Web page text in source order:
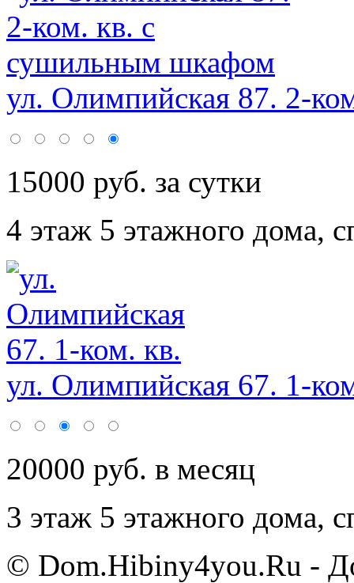
ул. Олимпийская 87. 2-
15000 руб. за сутки
4 этаж 5 этажного дома,
ул. Олимпийская 67. 1-
20000 руб. в месяц
3 этаж 5 этажного дома,
© Dom.Hibiny4you.Ru -